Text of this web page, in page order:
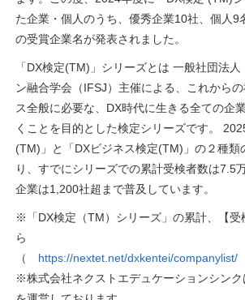
た企業・個人のうち、優秀企業10社、個人9
の受賞企業名が発表されました。
「DX検定(TM)」シリーズとは 一般社団法
ン融合学会（IFSJ）主催による、これから
ス全般に必要な、DX時代に生きる全ての企
くことを目的とした検定シリーズです。
(TM)」と「DXビジネス検定(TM)」の２種類
り、すでにシリーズでの累計受検者数は7.5
企業は1,200社超まで普及しています。
※「DX検定（TM）シリーズ」の累計、【受
ら
（ https://nextet.net/dxkentei/companylist/
※株式会社ネクストエデュケーションシン